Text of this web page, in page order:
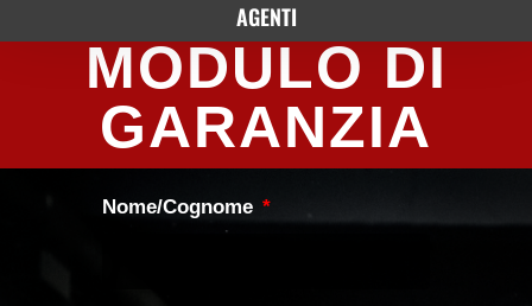
AGENTI
MODULO DI
GARANZIA
Nome/Cognome